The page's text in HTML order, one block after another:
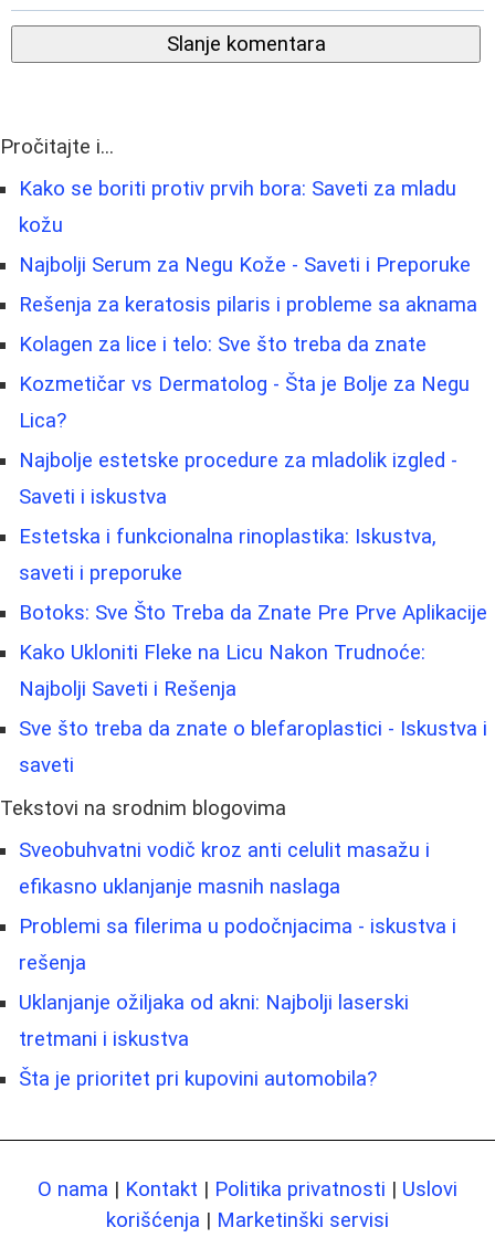
Slanje komentara
Pročitajte i...
Kako se boriti protiv prvih bora: Saveti za mladu
kožu
Najbolji Serum za Negu Kože - Saveti i Preporuke
Rešenja za keratosis pilaris i probleme sa aknama
Kolagen za lice i telo: Sve što treba da znate
Kozmetičar vs Dermatolog - Šta je Bolje za Negu
Lica?
Najbolje estetske procedure za mladolik izgled -
Saveti i iskustva
Estetska i funkcionalna rinoplastika: Iskustva,
saveti i preporuke
Botoks: Sve Što Treba da Znate Pre Prve Aplikacije
Kako Ukloniti Fleke na Licu Nakon Trudnoće:
Najbolji Saveti i Rešenja
Sve što treba da znate o blefaroplastici - Iskustva i
saveti
Tekstovi na srodnim blogovima
Sveobuhvatni vodič kroz anti celulit masažu i
efikasno uklanjanje masnih naslaga
Problemi sa filerima u podočnjacima - iskustva i
rešenja
Uklanjanje ožiljaka od akni: Najbolji laserski
tretmani i iskustva
Šta je prioritet pri kupovini automobila?
O nama | Kontakt | Politika privatnosti | Uslovi
korišćenja | Marketinški servisi